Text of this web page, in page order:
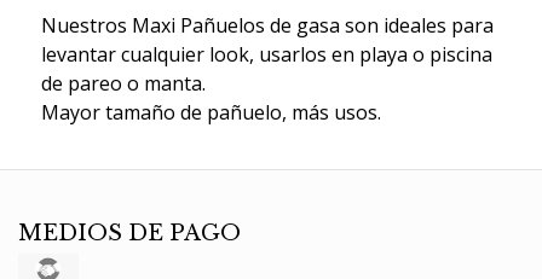
Nuestros Maxi Pañuelos de gasa son ideales para
levantar cualquier look, usarlos en playa o piscina
de pareo o manta.
Mayor tamaño de pañuelo, más usos.
MEDIOS DE PAGO